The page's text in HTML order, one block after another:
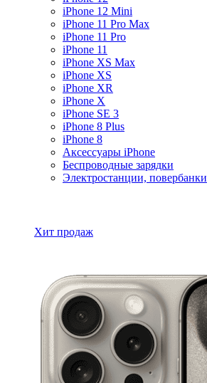
iPhone 12 Mini
iPhone 11 Pro Max
iPhone 11 Pro
iPhone 11
iPhone XS Max
iPhone XS
iPhone XR
iPhone X
iPhone SE 3
iPhone 8 Plus
iPhone 8
Аксессуары iPhone
Беспроводные зарядки
Электростанции, повербанки
Хит продаж